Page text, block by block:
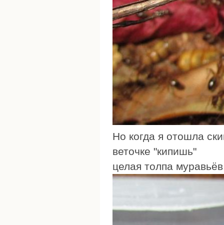
Но когда я отошла
веточке "кипишь"
целая толпа